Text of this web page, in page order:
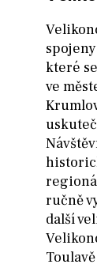
které
ve
ručně
další